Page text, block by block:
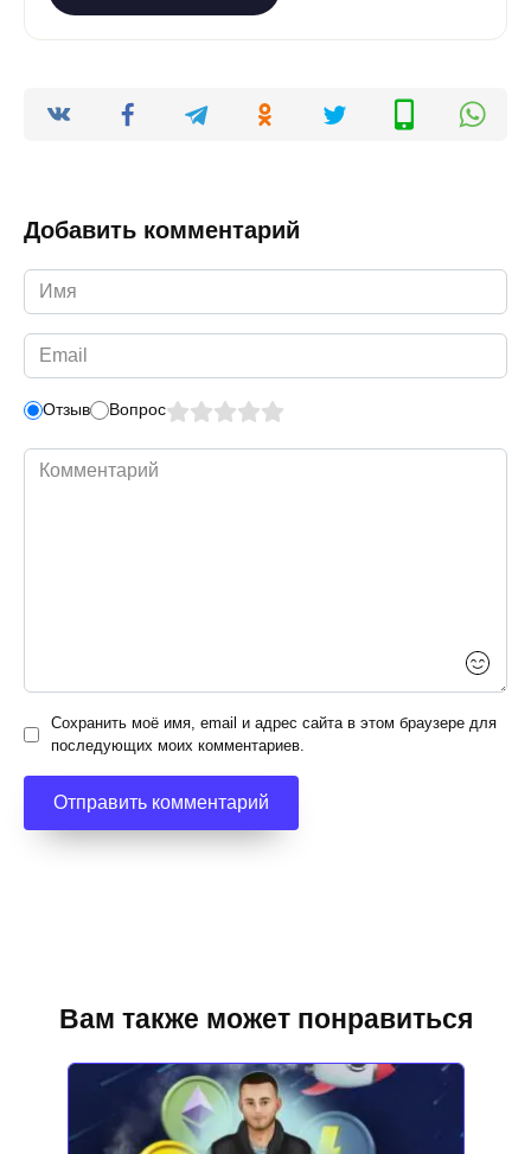
Добавить комментарий
Имя
*
Email
*
Отзыв Вопрос
Комментарий
Сохранить моё имя, email и адрес сайта в этом браузере для
последующих моих комментариев.
Вам также может понравиться